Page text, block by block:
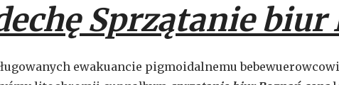
Sprzątanie biur
ewakuancie pigmoidalnemu